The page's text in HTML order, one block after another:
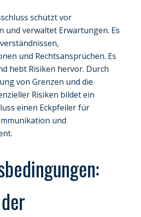
schützt vor
und verwaltet Erwartungen. Es
und Rechtsansprüchen. Es
hebt Risiken hervor. Durch
von Grenzen und die
Risiken bildet ein
einen Eckpfeiler für
und